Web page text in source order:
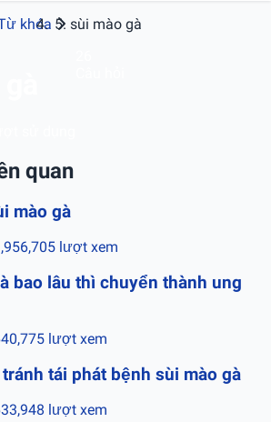
khóa sùi mào gà
quan
mào gà
lượt xem
bao lâu thì chuyển thành ung
lượt xem
tái phát bệnh sùi mào gà
lượt xem